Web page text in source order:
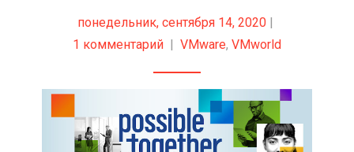
понедельник, сентября 14, 2020 |
1 комментарий | VMware, VMworld